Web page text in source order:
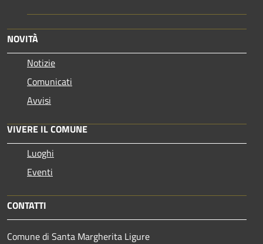
NOVITÀ
Notizie
Comunicati
Avvisi
VIVERE IL COMUNE
Luoghi
Eventi
CONTATTI
Comune di Santa Margherita Ligure